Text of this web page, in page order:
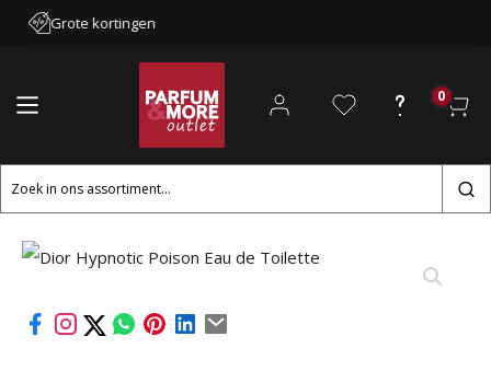
Grote kortingen
0
Zoeken
naar: